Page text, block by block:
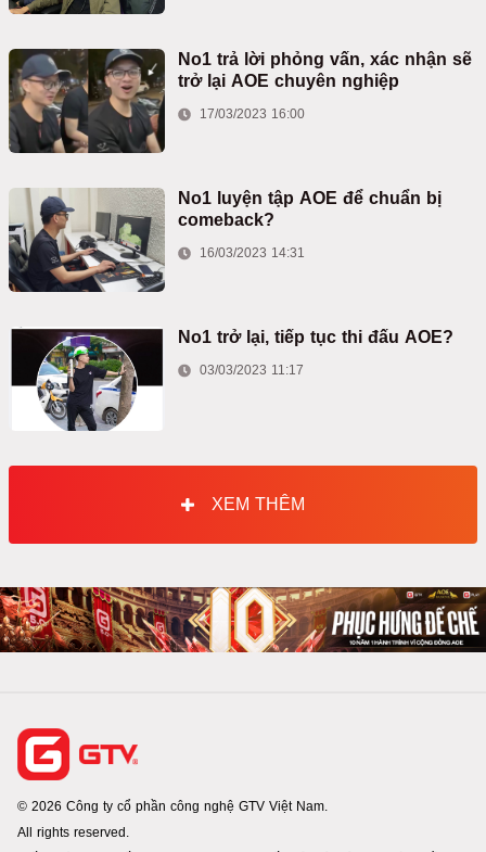
No1 trả lời phỏng vấn, xác nhận sẽ
trở lại AOE chuyên nghiệp
17/03/2023 16:00
No1 luyện tập AOE để chuẩn bị
comeback?
16/03/2023 14:31
No1 trở lại, tiếp tục thi đấu AOE?
03/03/2023 11:17
XEM THÊM
© 2026 Công ty cổ phần công nghệ GTV Việt Nam.
All rights reserved.